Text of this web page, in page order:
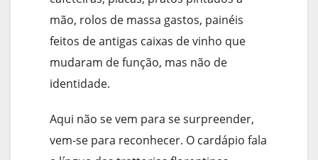
mão, rolos de massa gastos, painéis
feitos de antigas caixas de vinho que
mudaram de função, mas não de
identidade.
Aqui não se vem para se surpreender,
vem-se para reconhecer. O cardápio fala